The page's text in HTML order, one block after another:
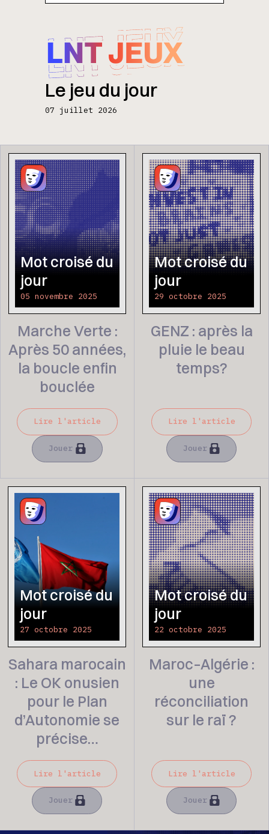
Le jeu du jour
07 juillet 2026
Mot croisé du
jour
05 novembre 2025
Marche Verte :
Après 50 années,
la boucle enfin
bouclée
Lire l'article
Jouer
Mot croisé du
jour
29 octobre 2025
GENZ : après la
pluie le beau
temps?
Lire l'article
Jouer
Mot croisé du
jour
27 octobre 2025
Sahara marocain
: Le OK onusien
pour le Plan
d’Autonomie se
précise…
Lire l'article
Jouer
Mot croisé du
jour
22 octobre 2025
Maroc–Algérie :
une
réconciliation
sur le raï ?
Lire l'article
Jouer